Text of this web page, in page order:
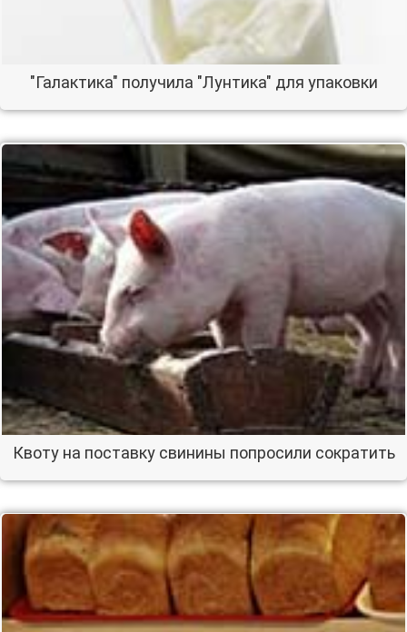
"Галактика" получила "Лунтика" для упаковки
Квоту на поставку свинины попросили сократить